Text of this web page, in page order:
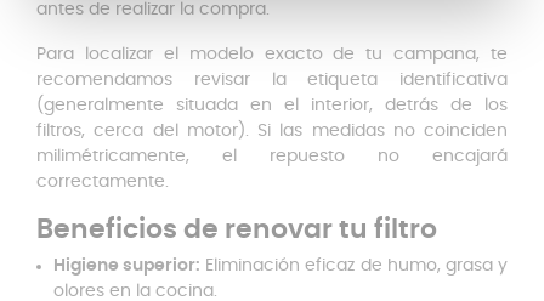
antes de realizar la compra.
Para localizar el modelo exacto de tu campana, te
recomendamos revisar la etiqueta identificativa
(generalmente situada en el interior, detrás de los
filtros, cerca del motor). Si las medidas no coinciden
milimétricamente, el repuesto no encajará
correctamente.
Beneficios de renovar tu filtro
Higiene superior: Eliminación eficaz de humo, grasa y
olores en la cocina.